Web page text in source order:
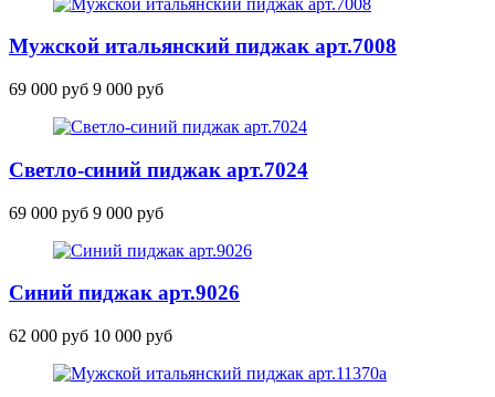
Мужской итальянский пиджак арт.7008
69 000 руб 9 000 руб
Светло-синий пиджак арт.7024
69 000 руб 9 000 руб
Синий пиджак арт.9026
62 000 руб 10 000 руб